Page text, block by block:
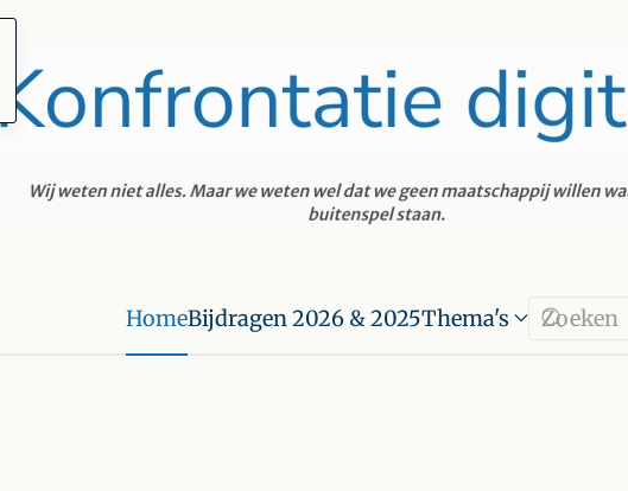
HomeBijdragen 2026 & 2025Thema's